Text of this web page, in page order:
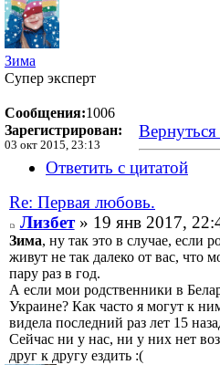
Зима
Супер эксперт
Сообщения:1006
Зарегистрирован:
03 окт 2015, 23:13
Вернуться
Ответить с цитатой
Re: Первая любовь.
Лизбет» 19 янв 2017,
Зима, ну так это в случае, если
живут не так далеко от вас, что
пару раз в год.
А если мои родственники в
Украине? Как часто я могут к
видела последний раз лет 15
Сейчас ни у нас, ни у них нет
друг к другу ездить :(